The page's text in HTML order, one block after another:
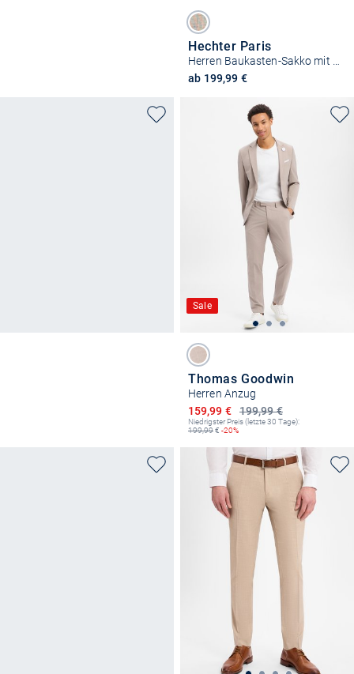
Hechter Paris
Herren Baukasten-Sakko mit Schurwoll-Anteil
ab 199,99 €
Sale
Thomas Goodwin
Herren Anzug
199,99 €
Ermäßigter Preis
159,99 €
Niedrigster Preis (letzte 30 Tage):
199,99€ -20%